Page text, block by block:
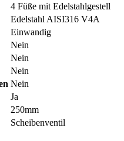
4 Füße mit Edelstahlgestell
Edelstahl AISI316 V4A
Einwandig
Nein
Nein
Nein
Nein
Ja
250mm
Scheibenventil